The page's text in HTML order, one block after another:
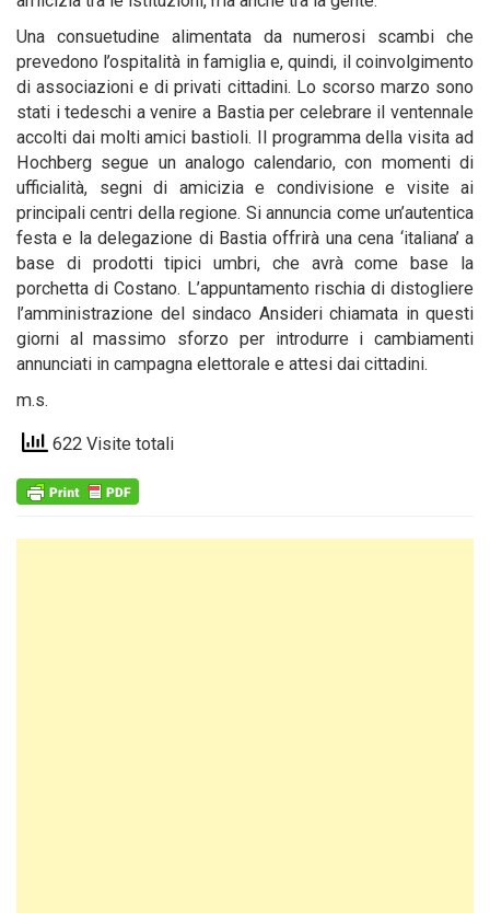
Una consuetudine alimentata da numerosi scambi che
prevedono l’ospitalità in famiglia e, quindi, il coinvolgimento
di associazioni e di privati cittadini. Lo scorso marzo sono
stati i tedeschi a venire a Bastia per celebrare il ventennale
accolti dai molti amici bastioli. Il programma della visita ad
Hochberg segue un analogo calendario, con momenti di
ufficialità, segni di amicizia e condivisione e visite ai
principali centri della regione. Si annuncia come un’autentica
festa e la delegazione di Bastia offrirà una cena ‘italiana’ a
base di prodotti tipici umbri, che avrà come base la
porchetta di Costano. L’appuntamento rischia di distogliere
l’amministrazione del sindaco Ansideri chiamata in questi
giorni al massimo sforzo per introdurre i cambiamenti
annunciati in campagna elettorale e attesi dai cittadini.
m.s.
622 Visite totali